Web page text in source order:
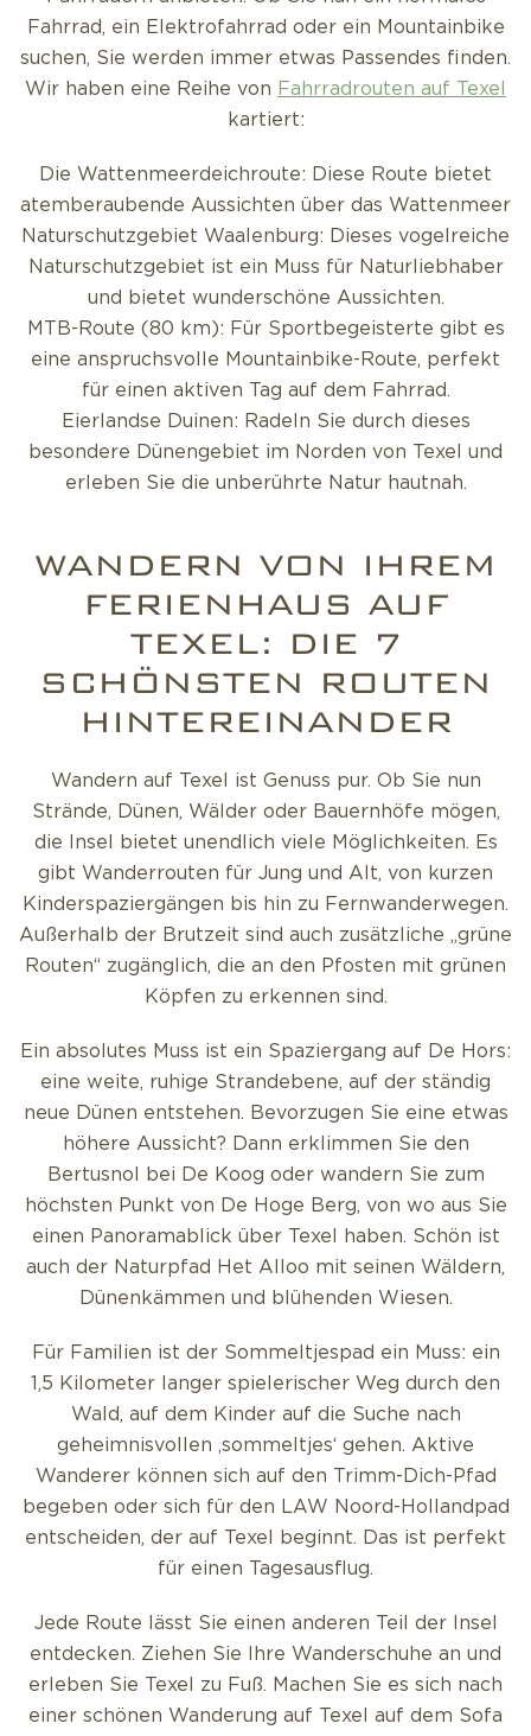
Fahrrad, ein Elektrofahrrad oder ein Mountainbike
suchen, Sie werden immer etwas Passendes finden.
Wir haben eine Reihe von Fahrradrouten auf Texel
kartiert:
Die Wattenmeerdeichroute: Diese Route bietet
atemberaubende Aussichten über das Wattenmeer
Naturschutzgebiet Waalenburg: Dieses vogelreiche
Naturschutzgebiet ist ein Muss für Naturliebhaber
und bietet wunderschöne Aussichten.
MTB-Route (80 km): Für Sportbegeisterte gibt es
eine anspruchsvolle Mountainbike-Route, perfekt
für einen aktiven Tag auf dem Fahrrad.
Eierlandse Duinen: Radeln Sie durch dieses
besondere Dünengebiet im Norden von Texel und
erleben Sie die unberührte Natur hautnah.
WANDERN VON IHREM
FERIENHAUS AUF
TEXEL: DIE 7
SCHÖNSTEN ROUTEN
HINTEREINANDER
Wandern auf Texel ist Genuss pur. Ob Sie nun
Strände, Dünen, Wälder oder Bauernhöfe mögen,
die Insel bietet unendlich viele Möglichkeiten. Es
gibt Wanderrouten für Jung und Alt, von kurzen
Kinderspaziergängen bis hin zu Fernwanderwegen.
Außerhalb der Brutzeit sind auch zusätzliche „grüne
Routen“ zugänglich, die an den Pfosten mit grünen
Köpfen zu erkennen sind.
Ein absolutes Muss ist ein Spaziergang auf De Hors:
eine weite, ruhige Strandebene, auf der ständig
neue Dünen entstehen. Bevorzugen Sie eine etwas
höhere Aussicht? Dann erklimmen Sie den
Bertusnol bei De Koog oder wandern Sie zum
höchsten Punkt von De Hoge Berg, von wo aus Sie
einen Panoramablick über Texel haben. Schön ist
auch der Naturpfad Het Alloo mit seinen Wäldern,
Dünenkämmen und blühenden Wiesen.
Für Familien ist der Sommeltjespad ein Muss: ein
1,5 Kilometer langer spielerischer Weg durch den
Wald, auf dem Kinder auf die Suche nach
geheimnisvollen ‚sommeltjes‘ gehen. Aktive
Wanderer können sich auf den Trimm-Dich-Pfad
begeben oder sich für den LAW Noord-Hollandpad
entscheiden, der auf Texel beginnt. Das ist perfekt
für einen Tagesausflug.
Jede Route lässt Sie einen anderen Teil der Insel
entdecken. Ziehen Sie Ihre Wanderschuhe an und
erleben Sie Texel zu Fuß. Machen Sie es sich nach
einer schönen Wanderung auf Texel auf dem Sofa